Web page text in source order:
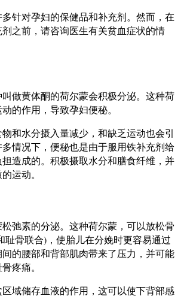
针对孕妇的保健品和补充剂。然而，在
之前，请咨询医生有关贫血症状的情
做黄体酮的荷尔蒙会积极分泌。这种荷
的作用，导致孕妇便秘。
和水分摄入量减少，和缺乏运动也会引
情况下，便秘也是由于服用铁补充剂给
造成的。积极摄取水分和膳食纤维，并
运动。
弛素的分泌。这种荷尔蒙，可以放松骨
耻骨联合)，使胎儿在分娩时更容易通过
的腰部和背部肌肉带来了压力，并可能
疼痛。
域储存血液的作用，这可以使下背部感